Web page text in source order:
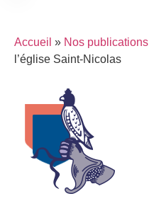
Accueil » Nos publications
l’église Saint-Nicolas